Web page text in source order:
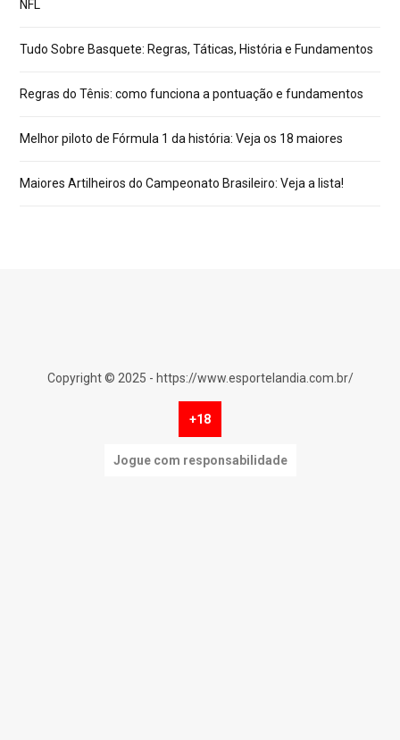
NFL
Tudo Sobre Basquete: Regras, Táticas, História e Fundamentos
Regras do Tênis: como funciona a pontuação e fundamentos
Melhor piloto de Fórmula 1 da história: Veja os 18 maiores
Maiores Artilheiros do Campeonato Brasileiro: Veja a lista!
Copyright © 2025 - https://www.esportelandia.com.br/
+18
Jogue com responsabilidade